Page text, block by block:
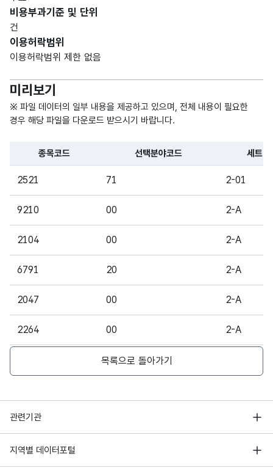
비용부과기준 및 단위
건
이용허락범위
이용허락범위 제한 없음
미리보기
※ 파일 데이터의 일부 내용을 제공하고 있으며, 전체 내용이 필요한
경우 해당 파일을 다운로드 받으시기 바랍니다.
종목코드 선택분야코드 세트번
2521 71 2-01
9210 00 2-A
2104 00 2-A
6791 20 2-A
2047 00 2-A
2264 00 2-A
00
7889
2491
목록으로 돌아가기
관련기관
행정안전부
한국지능정보사회진흥원
지역별 데이터포털
서울 열린데이터광장